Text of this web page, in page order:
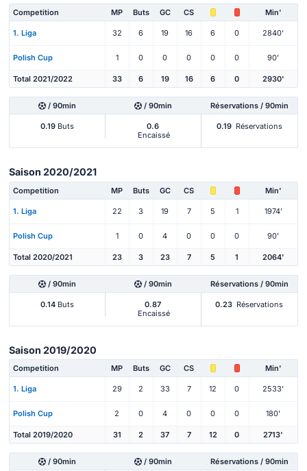
Competition MP Buts GC CS Min'
1. Liga 32 6 19 16 6 0 2840'
Polish Cup 1 0 0 0 0 0 90'
Total 2021/2022 33 6 19 16 6 0 2930'
/ 90min / 90min Réservations / 90min
0.19Buts
0.6
Encaissé
0.19 Réservations
Saison 2020/2021
Competition MP Buts GC CS Min'
1. Liga 22 3 19 7 5 1 1974'
Polish Cup 1 0 4 0 0 0 90'
Total 2020/2021 23 3 23 7 5 1 2064'
/ 90min / 90min Réservations / 90min
0.14Buts
0.87
Encaissé
0.23 Réservations
Saison 2019/2020
Competition MP Buts GC CS Min'
1. Liga 29 2 33 7 12 0 2533'
Polish Cup 2 0 4 0 0 0 180'
Total 2019/2020 31 2 37 7 12 0 2713'
/ 90min / 90min Réservations / 90min